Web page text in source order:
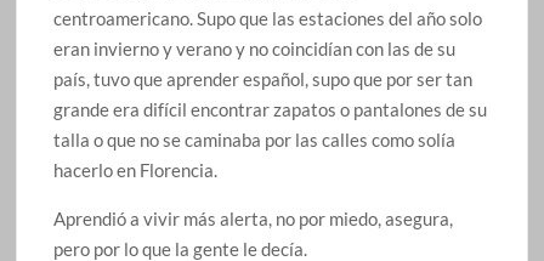
centroamericano. Supo que las estaciones del año solo
eran invierno y verano y no coincidían con las de su
país, tuvo que aprender español, supo que por ser tan
grande era difícil encontrar zapatos o pantalones de su
talla o que no se caminaba por las calles como solía
hacerlo en Florencia.
Aprendió a vivir más alerta, no por miedo, asegura,
pero por lo que la gente le decía.